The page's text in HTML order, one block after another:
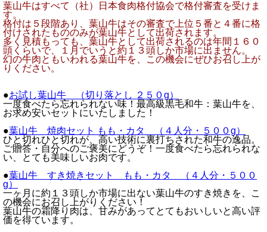
葉山牛はすべて（社）日本食肉格付協会で格付審査を受けま
す。
格付は５段階あり、葉山牛はその審査で上位５番と４番に格
付けされたもののみが葉山牛として出荷されます。
多く見積もっても、葉山牛として出荷されるのは年間１６０
頭くらいで、１月でいうと約１３頭しか市場に出ません。
幻の牛肉ともいわれる葉山牛を、この機会にぜひお召し上が
りください。
●お試し葉山牛 （切り落とし ２５０g）
一度食べたら忘れられない味！最高級黒毛和牛：葉山牛を、
お求め安いセットにいたしました！
●葉山牛 焼肉セット もも・カタ （４人分・５００g）
ひと切れひと切れが、高い技術に裏打ちされた和牛の逸品。
ご贈答・自分へのご褒美にどうぞ！一度食べたら忘れられな
い、とても美味しいお肉です。
●葉山牛 すき焼きセット もも・カタ （４人分・５００
g）
一ヶ月に約１３頭しか市場に出ない葉山牛のすき焼きを、こ
の機会にお召し上がりください！
葉山牛の霜降り肉は、甘みがあってとてもおいしいと高い評
価を得ています。